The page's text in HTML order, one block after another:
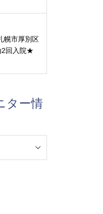
幌市厚別区
2回入院★
ター情